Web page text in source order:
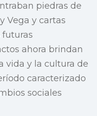
piedras de
Vega y cartas
futuras
ahora brindan
vida y la cultura de
caracterizado
sociales